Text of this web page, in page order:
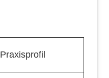
Praxisprofil